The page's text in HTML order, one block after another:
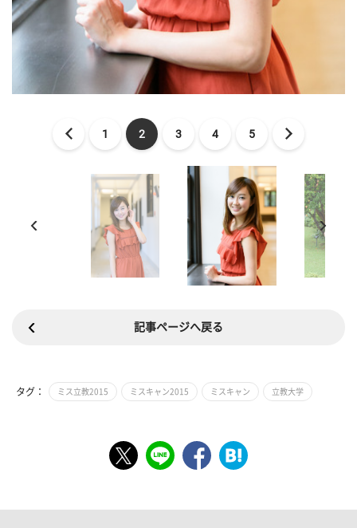
1 2 3 4 5
記事ページへ戻る
タグ： ミス立教2015 ミスキャン2015 ミスキャン 立教大学